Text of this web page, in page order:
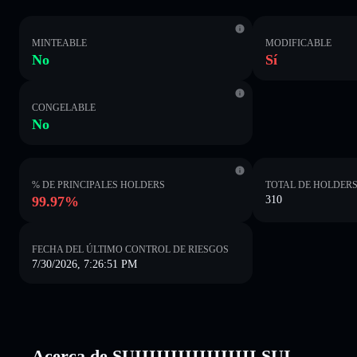
MINTEABLE
No
MODIFICABLE
Sí
CONGELABLE
No
% DE PRINCIPALES HOLDERS
99.97%
TOTAL DE
310
FECHA DEL ÚLTIMO CONTROL DE RIESGOS
7/30/2026, 7:26:51 PM